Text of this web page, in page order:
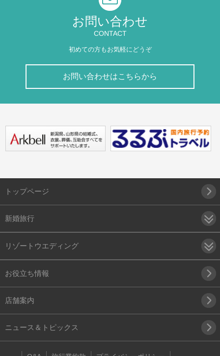
お問い合わせ
CONTACT
初めての方もお気軽にどうぞ
お問い合わせはこちらから
トップページ
新婚旅行
リゾートウエディング
お役立ち情報
店舗案内
ニュース＆トピックス